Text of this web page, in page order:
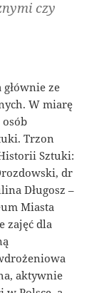
czy
głównie ze
W miarę
Trzon
Sztuki:
dr
Długosz –
Miasta
zajęć dla
aktywnie